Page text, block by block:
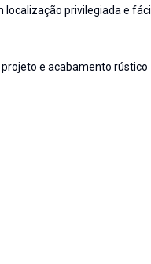
localização privilegiada e fácil
e acabamento rústico